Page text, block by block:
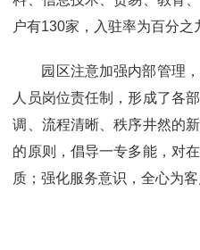
户有130家，入驻率为百分之
园区注意加强内部管理
人员岗位责任制，形成了各
调、流程清晰、秩序井然的
的原则，倡导一专多能，对
质；强化服务意识，全心为